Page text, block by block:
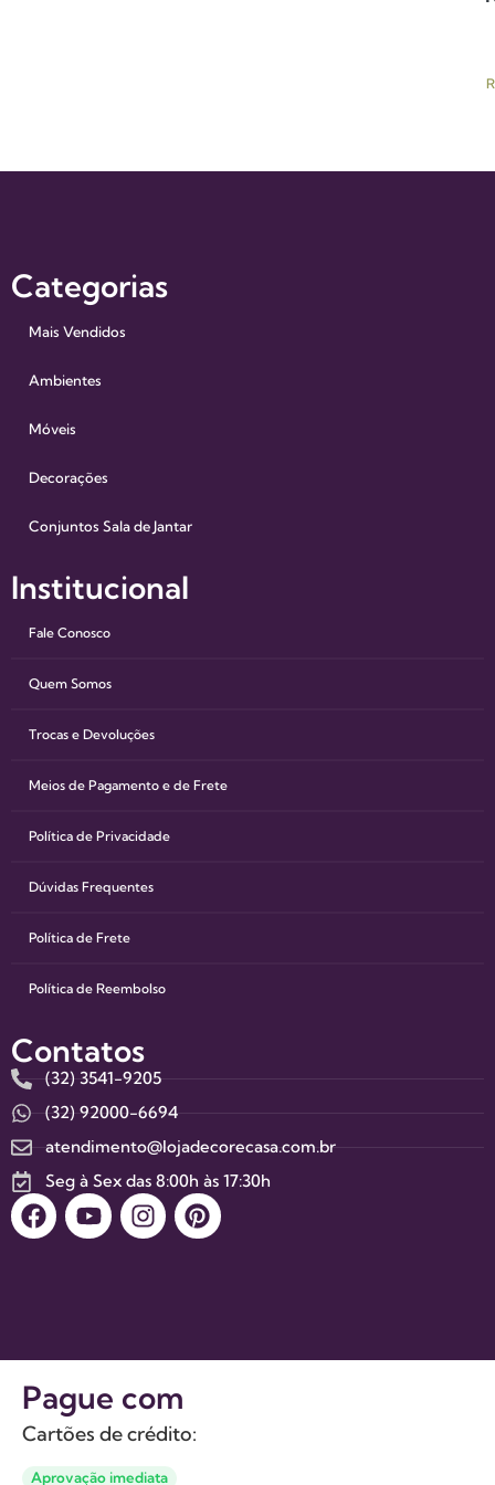
Categorias
Mais Vendidos
Ambientes
Móveis
Decorações
Conjuntos Sala de Jantar
Institucional
Fale Conosco
Quem Somos
Trocas e Devoluções
Meios de Pagamento e de Frete
Política de Privacidade
Dúvidas Frequentes
Política de Frete
Política de Reembolso
Contatos
(32) 3541-9205
(32) 92000-6694
atendimento@lojadecorecasa.com.br
Seg à Sex das 8:00h às 17:30h
Pague com
Cartões de crédito:
Aprovação imediata